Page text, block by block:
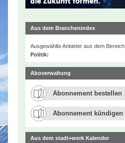
Aus dem Branchenindex
Ausgewählte Anbieter aus dem Bereich
Politik:
Aboverwaltung
Abonnement bestellen
Abonnement kündigen
Aus dem stadt+werk Kalender